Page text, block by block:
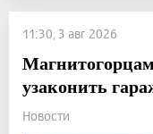
11:30, 3 авг 2026
узаконить
Новости